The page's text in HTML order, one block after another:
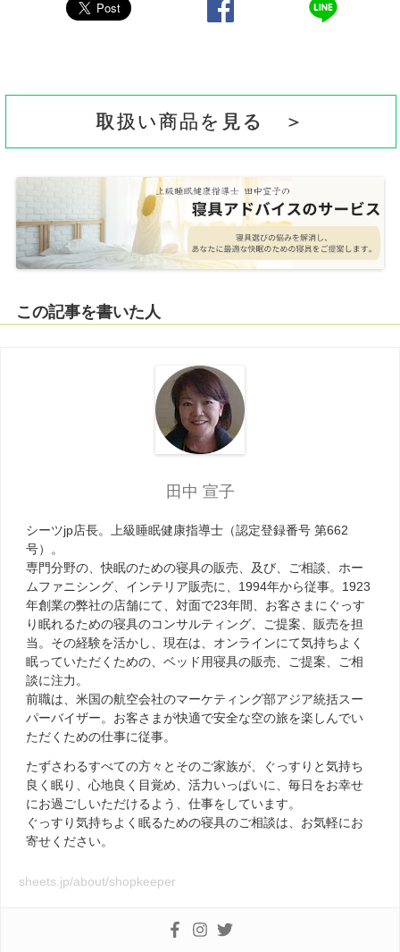
取扱い商品を見る ＞
この記事を書いた人
田中 宣子
シーツjp店長。上級睡眠健康指導士（認定登録番号 第662
号）。
専門分野の、快眠のための寝具の販売、及び、ご相談、ホー
ムファニシング、インテリア販売に、1994年から従事。1923
年創業の弊社の店舗にて、対面で23年間、お客さまにぐっす
り眠れるための寝具のコンサルティング、ご提案、販売を担
当。その経験を活かし、現在は、オンラインにて気持ちよく
眠っていただくための、ベッド用寝具の販売、ご提案、ご相
談に注力。
前職は、米国の航空会社のマーケティング部アジア統括スー
パーバイザー。お客さまが快適で安全な空の旅を楽しんでい
ただくための仕事に従事。
たずさわるすべての方々とそのご家族が、ぐっすりと気持ち
良く眠り、心地良く目覚め、活力いっぱいに、毎日をお幸せ
にお過ごしいただけるよう、仕事をしています。
ぐっすり気持ちよく眠るための寝具のご相談は、お気軽にお
寄せください。
sheets.jp/about/shopkeeper